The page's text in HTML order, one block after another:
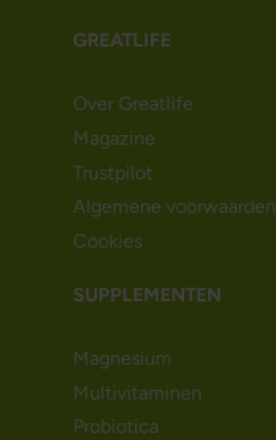
GREATLIFE
Over Greatlife
Magazine
Trustpilot
Algemene voorwaarden
Cookies
SUPPLEMENTEN
Magnesium
Multivitaminen
Probiotica